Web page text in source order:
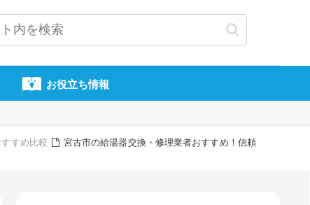
お役立ち情報
すめ比較
宮古市の給湯器交換・修理業者おすすめ！信頼